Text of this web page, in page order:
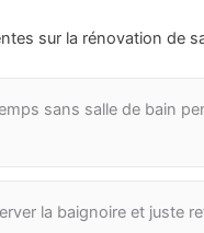
sur la rénovation de
sans salle de bain
la baignoire et juste